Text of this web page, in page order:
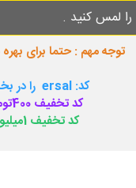
.
کد: ersal را در بخش " کدتخفیف دارید؟ " وارد کنید.
کد تخفیف 400تومانی خرید بالای 6میلیون: mrda
کد تخفیف 1میلیونی خرید بالای 15میلیون: dlsw